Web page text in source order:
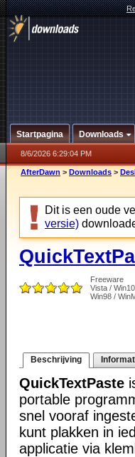
Startpagina Downloads
8/6/2026 6:29:04 PM
AfterDawn > Downloads >
Dit is een oude
versie)
Freeware
Vista /
Win98 /
Beschrijving
QuickTextPaste
portable
snel vooraf
kunt plakken in
applicatie via